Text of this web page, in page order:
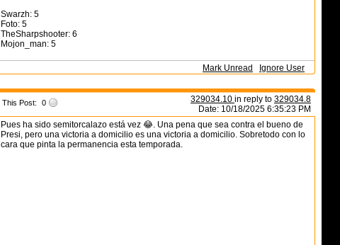
Swarzh: 5
Foto: 5
TheSharpshooter: 6
Mojon_man: 5
Mark Unread Ignore User
This Post: 0 329034.10 in reply to 329034.8
Date: 10/18/2025 6:35:23 PM
Pues ha sido semitorcalazo está vez 😂. Una pena que sea contra el bueno de
Presi, pero una victoria a domicilio es una victoria a domicilio. Sobretodo con lo
cara que pinta la permanencia esta temporada.